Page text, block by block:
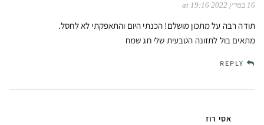
16 במרץ 2022 at 19:16
תודה רבה על מתכון מושלם! הכנתי היום והתאפקתי לא לחסל.
מתאים בול לתזונה הטבעית שלי חג שמח
REPLY
אסי רוז